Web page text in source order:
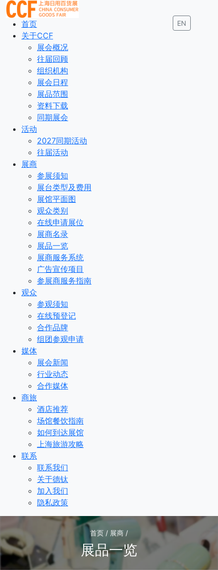
EN
首页
关于CCF
展会概况
往届回顾
组织机构
展会日程
展品范围
资料下载
同期展会
活动
2027同期活动
往届活动
展商
参展须知
展台类型及费用
展馆平面图
观众类别
在线申请展位
展商名录
展品一览
展商服务系统
广告宣传项目
参展商服务指南
观众
参观须知
在线预登记
合作品牌
组团参观申请
媒体
展会新闻
行业动态
合作媒体
商旅
酒店推荐
场馆餐饮指南
如何到达展馆
上海旅游攻略
联系
联系我们
关于德钛
加入我们
隐私政策
首页 / 展商 /
展品一览